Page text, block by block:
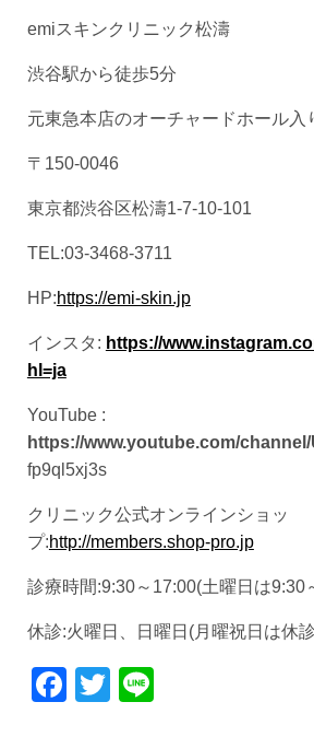
emiスキンクリニック松濤
渋谷駅から徒歩5分
元東急本店のオーチャードホール入
〒150-0046
東京都渋谷区松濤1-7-10-101
TEL:03-3468-3711
HP:https://emi-skin.jp
インスタ: https://
hl=ja
YouTube :
https://www.youtube.com/
fp9ql5xj3s
クリニック公式オンラインショッ
プ:http://members.shop-pro.jp
診療時間:9:30～17:00(土曜日は9:30
休診:火曜日、日曜日(月曜祝日は休
Facebook
Twitter
Line